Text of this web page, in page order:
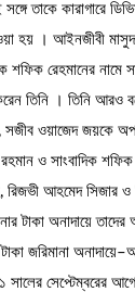
তাকে কারাগারে
হয় । আইনজীবী
শফিক রেহমানের নামে
তিনি । তিনি আরও
সজীব ওয়াজেদ জয়কে
ও সাংবাদিক
আহমেদ সিজার ও
টাকা অনাদায়ে
জরিমানা
সালের সেপ্টেম্বরের